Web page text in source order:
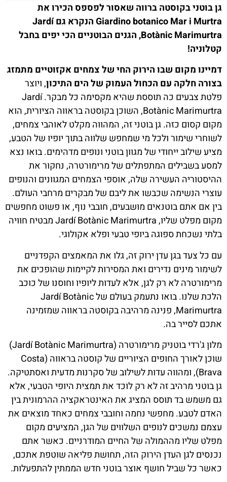
גן בוטני בקוסטה ברווה שאסור לפספס הכירו את
Giardino botanico Mar i Murtra הנקרא גם ‪‪Jardí
Botànic Marimurtra‬‬, הגנים הבוטניים הכי יפים בחבל
קטלוניה!
דמיינו מקום שבו הירוק החי של צמחים אקזוטיים מתמזג
בצורה חלקה עם הכחול העמוק של הים התיכון, ויוצר
פלטת צבעים כה תוססת שהיא מקסימה כל מבקר. Jardí
Botànic Marimurtra, השוכן בקוסטה בראווה הציורית, הוא
מקום קסום כזה. גן בוטני זה, המהווה מקלט לאוהבי צמחים,
לשוחרי שימור ולכל מי שמחפש שלווה בתוך יופיו של הטבע,
מציע שילוב ייחודי של מגוון בוטני ונופים מדהימים. בואו נצא
למסע בשבילים המתפתלים של מרימורטרה, נחקור את
ההיסטוריה העשירה שלה, אוספי הצמחים המגוונים והנופים
עוצרי הנשימה שכבשו את ליבם של מבקרים מרחבי העולם.
בין אם אתם בוטנאים מושבעים, חובבי נוף, או פשוט מחפשים
מקום מפלט שליו, Jardí Botànic Marimurtra מבטיח חוויה
בלתי נשכחת ספוגה ביופי טבעי ופלא אקולוגי.
עם כל צעד בגן עדן ירוק זה, גלו את המאמצים הקפדניים
לשימור מינים נדירים ואת המסירות לקיימות שהופכים את
מרימורטרה לא רק לגן, אלא לעדות ליופיו וחוסנו של כוכב
הלכת שלנו. בואו נתעמק בעולם של Jardí Botànic
Marimurtra, פנינה מרהיבה בקוסטה בראווה שמזמינה
אתכם לסייר בה.
מלון ג'רדי בוטניק מרימורטרה (Jardí Botànic Marimurtra)
שוכן לאורך החופים הציוריים של קוסטה בראווה (Costa
Brava), ומהווה עדות לשילוב של סקרנות מדעית ואסתטיקה.
גן בוטני מרהיב זה לא רק לוכד את תמצית היופי הטבעי, אלא
גם משמש בד תוסס המציג את האינטראקציה ההרמונית בין
האדם לטבע. מחפשי נחמה וחובבי צמחים כאחד מוצאים את
עצמם נמשכים לנופים השלווים של הגן, המציעים מקום
מפלט שליו מההמולה של החיים המודרניים. כאשר אתם
נכנסים לגן העדן הירוק הזה, תחושת פליאה שוטפת אתכם,
כאשר כל שביל חושף אוצר בוטני חדש הממתין להתפעלות.